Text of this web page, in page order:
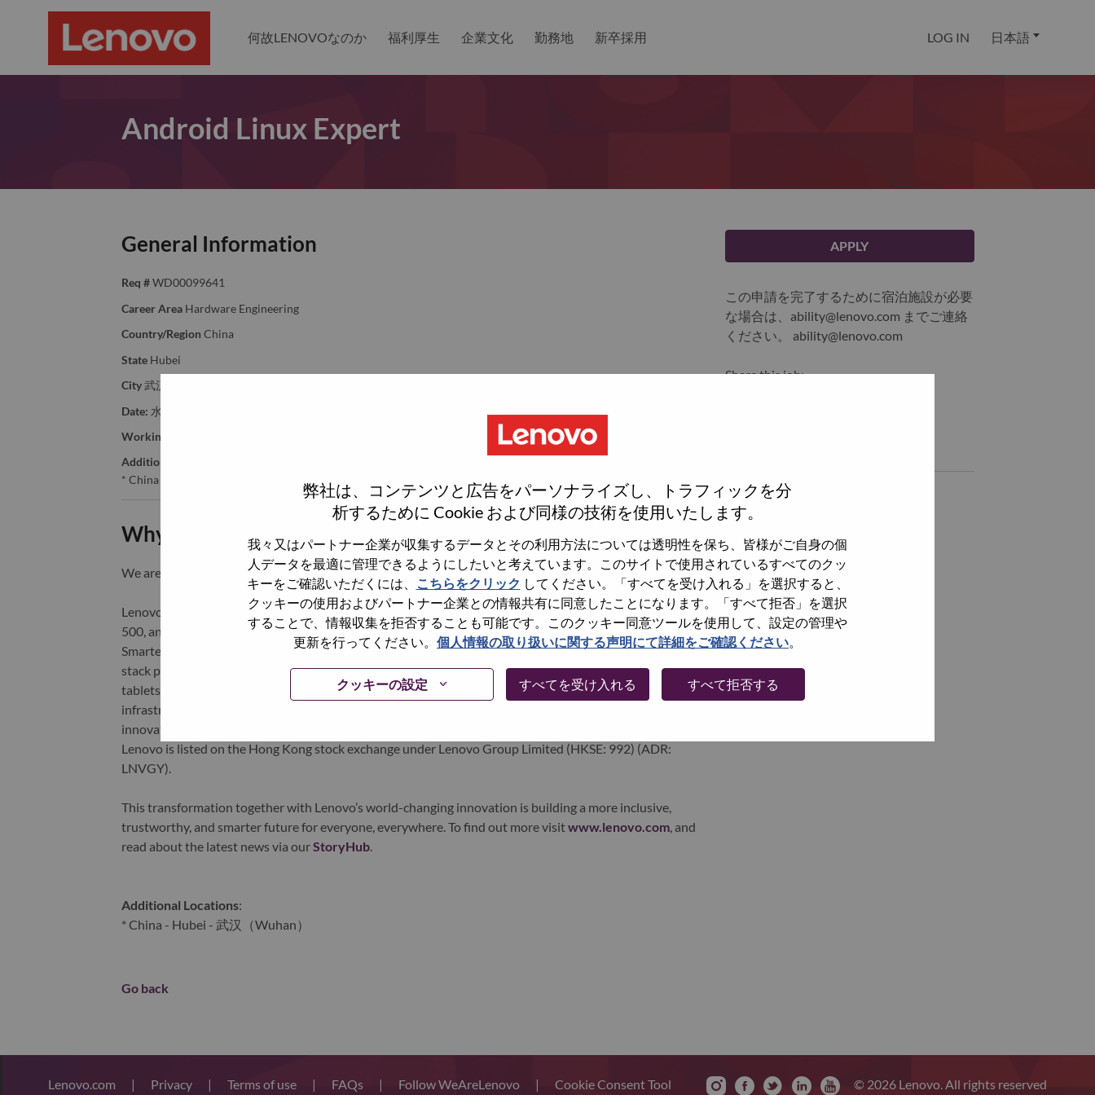
弊社は、コンテンツと広告をパーソナライズし、トラフィックを分
析するために Cookie および同様の技術を使用いたします。
我々又はパートナー企業が収集するデータとその利用方法については透明性を保ち、皆様がご自身の個
人データを最適に管理できるようにしたいと考えています。このサイトで使用されているすべてのクッ
キーをご確認いただくには、
こちらをクリック してください。「すべてを受け入れる」を選択すると、
クッキーの使用およびパートナー企業との情報共有に同意したことになります。「すべて拒否」を選択
することで、情報収集を拒否することも可能です。このクッキー同意ツールを使用して、設定の管理や
更新を行ってください。 個人情報の取り扱いに関する声明にて詳細をご確認ください。
クッキーの設定 すべてを受け入れる すべて拒否する
何故LENOVOなのか 福利厚生 企業文化 勤務地 新卒採用 LOG IN 日本語
Android Linux Expert
General Information
Req # WD00099641
Career Area Hardware Engineering
Country/Region China
State Hubei
City 武汉（Wuhan）
Date: 水曜日, 6月 17, 2026
Working Time:
Additional Locations
* China - Hubei - 武汉（Wuhan）
Why Work at Lenovo
We are Lenovo. We do what we say. We own what we do. We WOW our customers.
Lenovo is a US$83 billion revenue global technology powerhouse, ranked #196 in the Fortune Global
500, and serving millions of customers every day in 180 markets. Focused on a bold vision to deliver
Smarter Technology for All, Lenovo has built on its success as the world’s largest PC company with a full-
stack portfolio of AI-enabled, AI-ready, and AI-optimized devices (PCs, workstations, smartphones,
tablets), infrastructure (server, storage, edge, high performance computing and software defined
infrastructure), software, solutions, and services. Lenovo’s continued investment in world-changing
innovation is building a more equitable, trustworthy, and smarter future for everyone, everywhere.
Lenovo is listed on the Hong Kong stock exchange under Lenovo Group Limited (HKSE: 992) (ADR:
LNVGY).
This transformation together with Lenovo’s world-changing innovation is building a more inclusive,
trustworthy, and smarter future for everyone, everywhere. To find out more visitwww.lenovo.com, and
read about the latest news via ourStoryHub.
Additional Locations:
* China - Hubei - 武汉（Wuhan）
Go back
APPLY
この申請を完了するために宿泊施設が必要
な場合は、ability@lenovo.com までご連絡
ください。 ability@lenovo.com
Share this job:
AI产品经理
武汉（Wuhan）, Hubei, China,
Android 性能优化工程师
武汉（Wuhan）, Hubei, China,
Android Framework 性能工程师
武汉（Wuhan）, Hubei, China,
Android Framework 高级工程师
武汉（Wuhan）, Hubei, China,
Lenovo.com | Privacy | Terms of use | FAQs | Follow WeAreLenovo | Cookie Consent Tool © 2026 Lenovo. All rights reserved